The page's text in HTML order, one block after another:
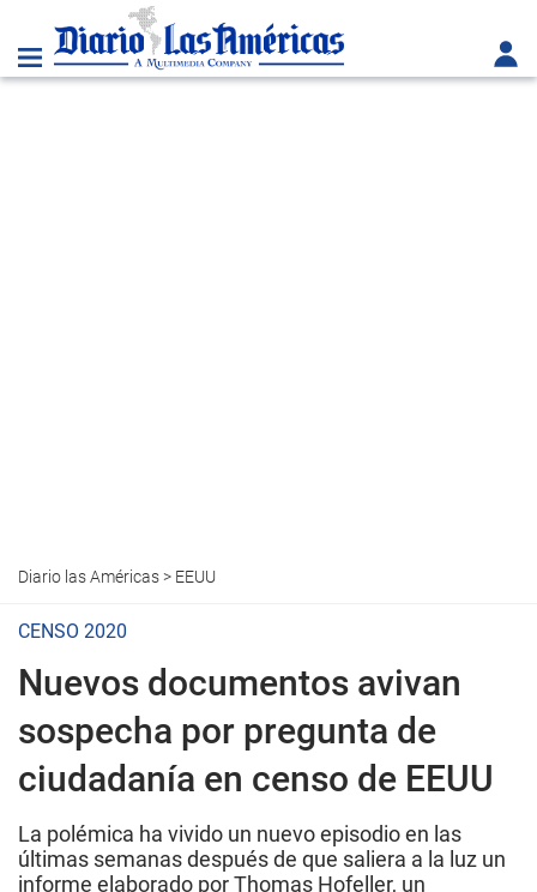
Diario las Américas> EEUU
CENSO 2020
Nuevos documentos avivan
sospecha por pregunta de
ciudadanía en censo de EEUU
La polémica ha vivido un nuevo episodio en las
últimas semanas después de que saliera a la luz un
informe elaborado por Thomas Hofeller, un